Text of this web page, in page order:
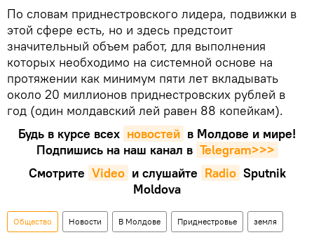
По словам приднестровского лидера, подвижки в
этой сфере есть, но и здесь предстоит
значительный объем работ, для выполнения
которых необходимо на системной основе на
протяжении как минимум пяти лет вкладывать
около 20 миллионов приднестровских рублей в
год (один молдавский лей равен 88 копейкам).
Будь в курсе всех новостей в Молдове и мире!
Подпишись на наш канал в Telegram>>>
Смотрите Video и слушайте Radio Sputnik
Moldova
Общество Новости В Молдове Приднестровье земля